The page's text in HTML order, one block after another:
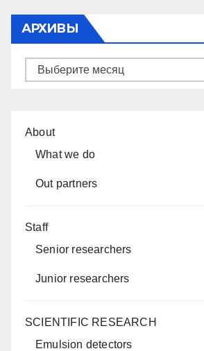
АРХИВЫ
Архивы
About
What we do
Out partners
Staff
Senior researchers
Junior researchers
SCIENTIFIC RESEARCH
Emulsion detectors